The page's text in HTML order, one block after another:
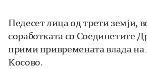
Педесет лица од трети земји,
соработката со Соединетите
прими привремената влада
Косово.